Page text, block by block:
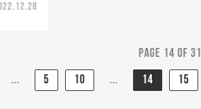
Page 14 of 31
... 5 10 ... 14 15